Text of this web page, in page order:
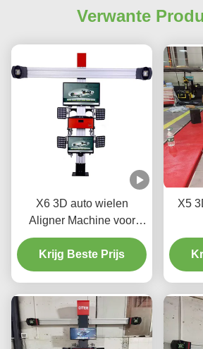
Verwante
X6 3D auto wielen
Aligner Machine voor
Automotive shop
Krijg Beste Prijs
X5